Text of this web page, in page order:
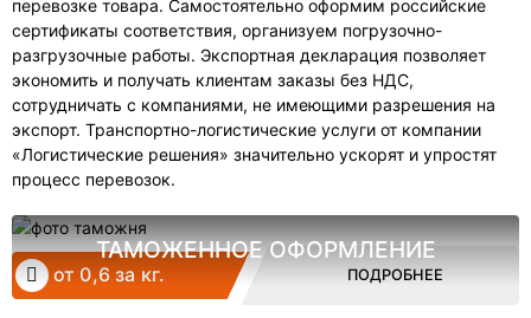
перевозке товара. Самостоятельно оформим российские
сертификаты соответствия, организуем погрузочно-
разгрузочные работы. Экспортная декларация позволяет
экономить и получать клиентам заказы без НДС,
сотрудничать с компаниями, не имеющими разрешения на
экспорт. Транспортно-логистические услуги от компании
«Логистические решения» значительно ускорят и упростят
процесс перевозок.
ТАМОЖЕННОЕ ОФОРМЛЕНИЕ
от 0,6 за кг. ПОДРОБНЕЕ